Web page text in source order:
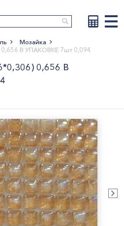
Мозайка
В УПАКОВКЕ 7шт 0,094
0,656 В